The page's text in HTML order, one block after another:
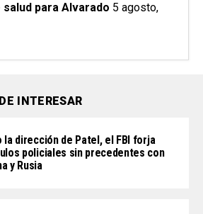
para Alvarado 5 agosto,
INTERESAR
la dirección de Patel, el FBI forja
policiales sin precedentes con
y Rusia